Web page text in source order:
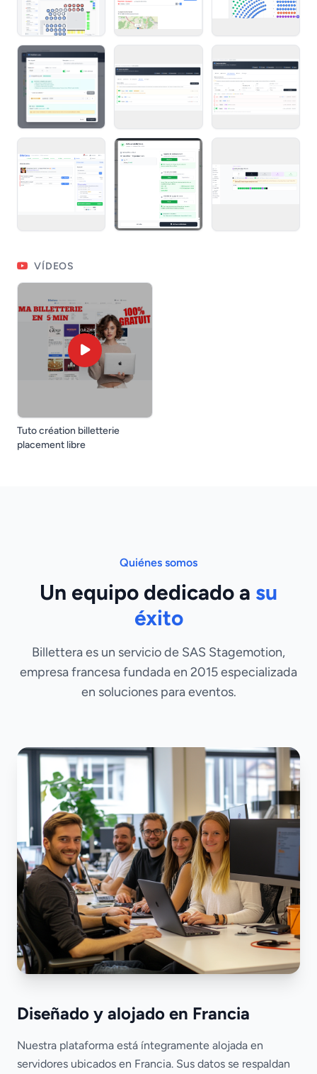
VÍDEOS
Tuto création billetterie
placement libre
Quiénes somos
Un equipo dedicado a su
éxito
Billettera es un servicio de SAS Stagemotion,
empresa francesa fundada en 2015 especializada
en soluciones para eventos.
Diseñado y alojado en Francia
Nuestra plataforma está íntegramente alojada en
servidores ubicados en Francia. Sus datos se respaldan